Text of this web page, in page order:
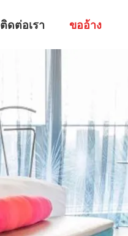
ติดต่อเรา ขออ้าง